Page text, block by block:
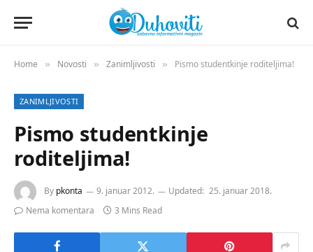
Home » Novosti » Zanimljivosti » Pismo studentkinje roditeljima!
ZANIMLJIVOSTI
Pismo studentkinje
roditeljima!
By pkonta 9. januar 2012. Updated: 25. januar 2018.
Nema komentara
3 Mins Read